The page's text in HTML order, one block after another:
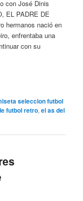
con José Dinis
EL PADRE DE
hermanos nació en
enfrentaba una
con su
seleccion futbol
futbol retro,el as del